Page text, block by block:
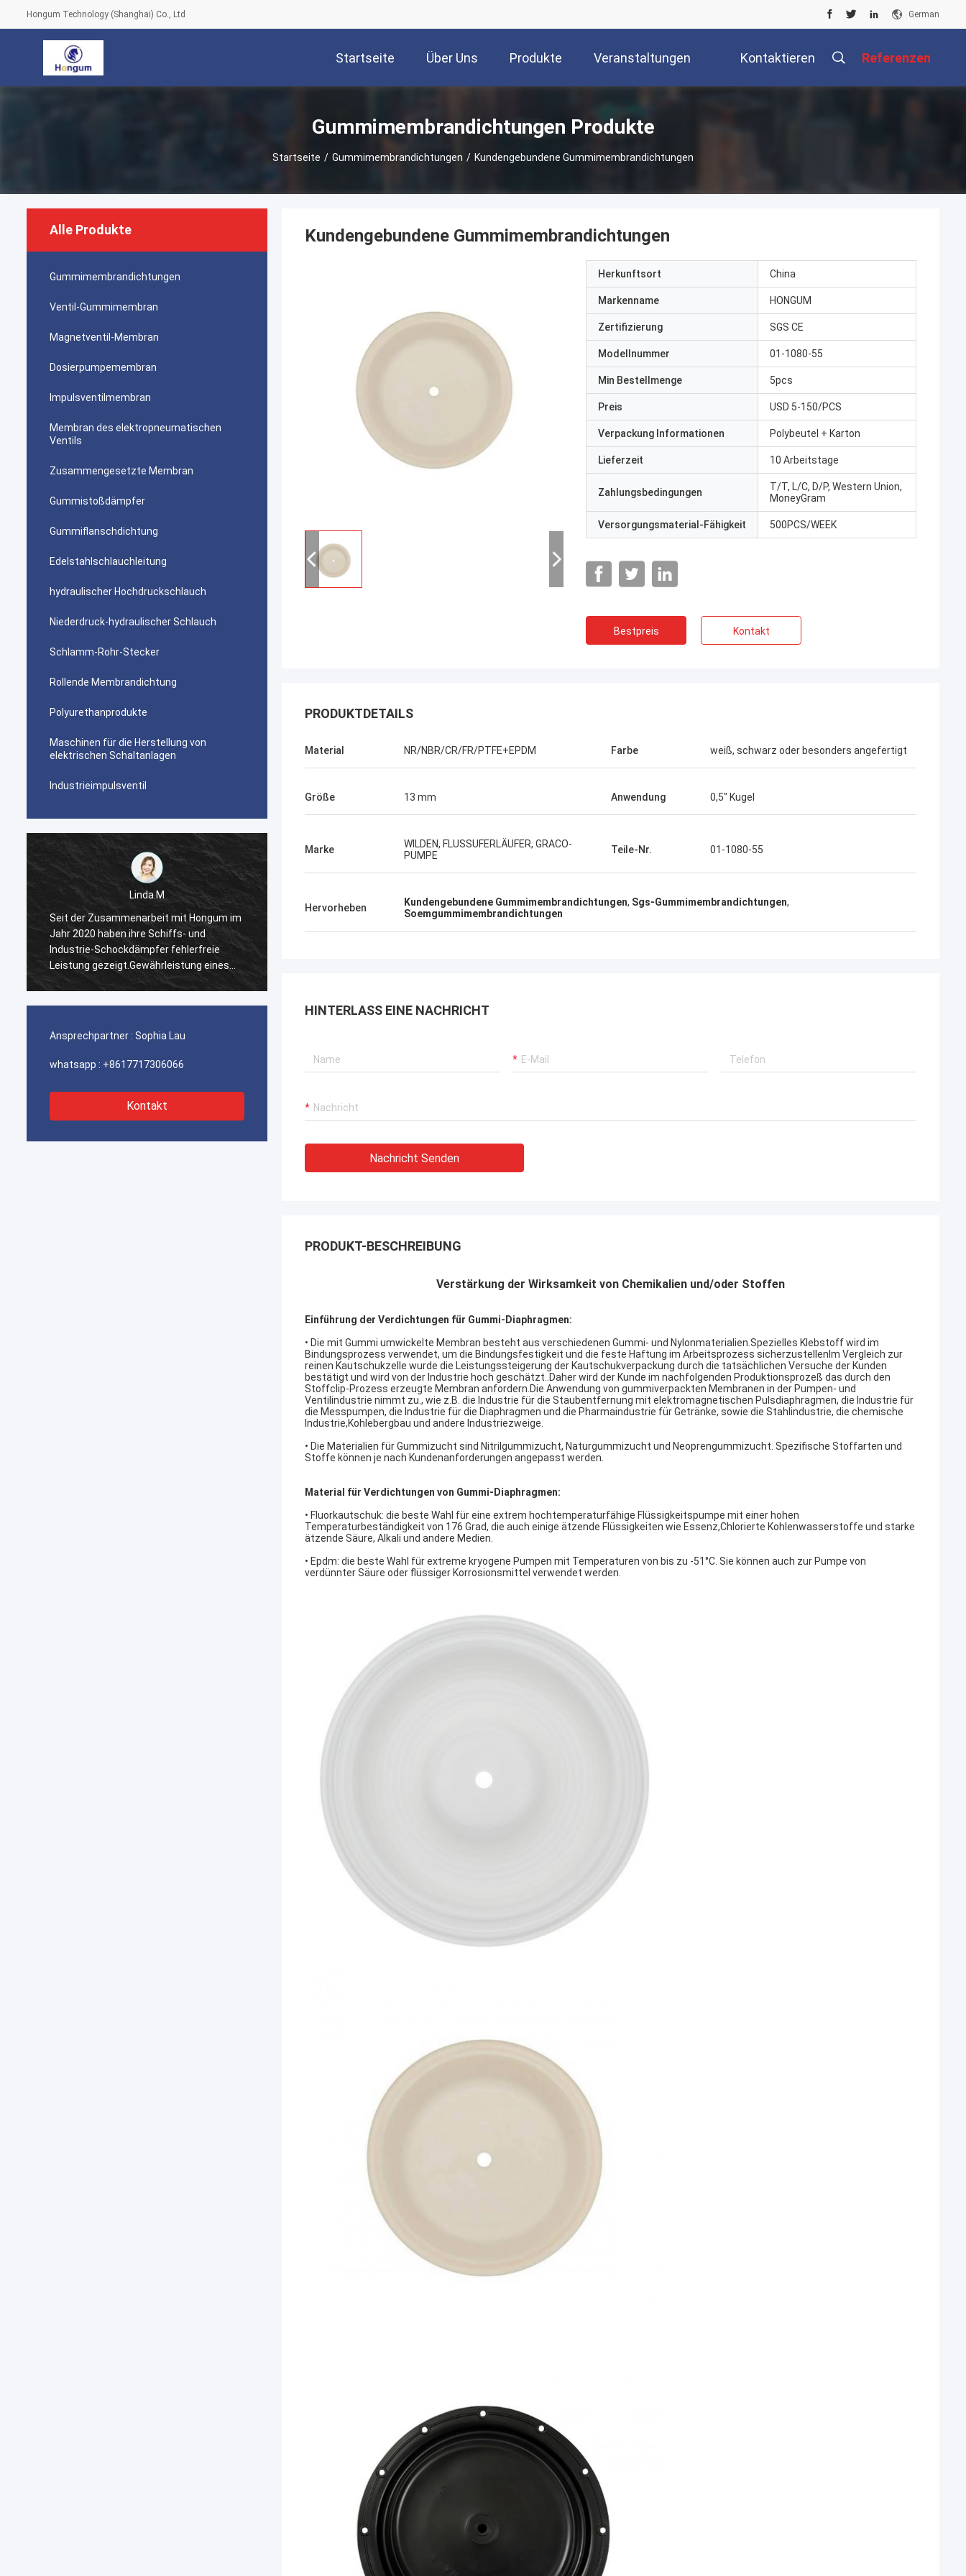
Hongum Technology (Shanghai) Co., Ltd German
Startseite Über Uns Produkte Veranstaltungen Kontaktieren Referenzen
Gummimembrandichtungen Produkte
Startseite / Gummimembrandichtungen / Kundengebundene Gummimembrandichtungen
Alle Produkte
Gummimembrandichtungen
Ventil-Gummimembran
Magnetventil-Membran
Dosierpumpemembran
Impulsventilmembran
Membran des elektropneumatischen
Ventils
Zusammengesetzte Membran
Gummistoßdämpfer
Gummiflanschdichtung
Edelstahlschlauchleitung
hydraulischer Hochdruckschlauch
Niederdruck-hydraulischer Schlauch
Schlamm-Rohr-Stecker
Rollende Membrandichtung
Polyurethanprodukte
Maschinen für die Herstellung von
elektrischen Schaltanlagen
Industrieimpulsventil
Linda.M
Seit der Zusammenarbeit mit Hongum im
Jahr 2020 haben ihre Schiffs- und
Industrie-Schockdämpfer fehlerfreie
Leistung gezeigt.Gewährleistung eines
ununterbrochenen Betriebs unserer
Seit der Zusammenarbeit mit Hongum im
Jahr 2020 haben ihre Schiffs- und
und LNG-Träger-Ausrüstung.
Ansprechpartner : Sophia Lau
whatsapp : +8617717306066
Kontakt
Kundengebundene Gummimembrandichtungen
Herkunftsort China
Markenname HONGUM
Zertifizierung SGS CE
Modellnummer 01-1080-55
Min Bestellmenge 5pcs
Preis USD 5-150/PCS
Verpackung Informationen Polybeutel + Karton
Lieferzeit 10 Arbeitstage
Zahlungsbedingungen
T/T, L/C, D/P, Western Union,
MoneyGram
Versorgungsmaterial-Fähigkeit 500PCS/WEEK
Bestpreis Kontakt
PRODUKTDETAILS
Material NR/NBR/CR/FR/PTFE+EPDM Farbe weiß, schwarz oder besonders angefertigt
Größe 13 mm Anwendung 0,5" Kugel
Marke
WILDEN, FLUSSUFERLÄUFER, GRACO-
PUMPE
Teile-Nr. 01-1080-55
Hervorheben Kundengebundene Gummimembrandichtungen, Sgs-Gummimembrandichtungen,
Soemgummimembrandichtungen
HINTERLASS EINE NACHRICHT
Nachricht Senden
PRODUKT-BESCHREIBUNG
Verstärkung der Wirksamkeit von Chemikalien und/oder Stoffen
Einführung der Verdichtungen für Gummi-Diaphragmen:
• Die mit Gummi umwickelte Membran besteht aus verschiedenen Gummi- und Nylonmaterialien.Spezielles Klebstoff wird im
Bindungsprozess verwendet, um die Bindungsfestigkeit und die feste Haftung im Arbeitsprozess sicherzustellenIm Vergleich zur
reinen Kautschukzelle wurde die Leistungssteigerung der Kautschukverpackung durch die tatsächlichen Versuche der Kunden
bestätigt und wird von der Industrie hoch geschätzt..Daher wird der Kunde im nachfolgenden Produktionsprozeß das durch den
Stoffclip-Prozess erzeugte Membran anfordern.Die Anwendung von gummiverpackten Membranen in der Pumpen- und
Ventilindustrie nimmt zu., wie z.B. die Industrie für die Staubentfernung mit elektromagnetischen Pulsdiaphragmen, die Industrie für
die Messpumpen, die Industrie für die Diaphragmen und die Pharmaindustrie für Getränke, sowie die Stahlindustrie, die chemische
Industrie,Kohlebergbau und andere Industriezweige.
• Die Materialien für Gummizucht sind Nitrilgummizucht, Naturgummizucht und Neoprengummizucht. Spezifische Stoffarten und
Stoffe können je nach Kundenanforderungen angepasst werden.
Material für Verdichtungen von Gummi-Diaphragmen:
• Fluorkautschuk: die beste Wahl für eine extrem hochtemperaturfähige Flüssigkeitspumpe mit einer hohen
Temperaturbeständigkeit von 176 Grad, die auch einige ätzende Flüssigkeiten wie Essenz,Chlorierte Kohlenwasserstoffe und starke
ätzende Säure, Alkali und andere Medien.
• Epdm: die beste Wahl für extreme kryogene Pumpen mit Temperaturen von bis zu -51°C. Sie können auch zur Pumpe von
verdünnter Säure oder flüssiger Korrosionsmittel verwendet werden.